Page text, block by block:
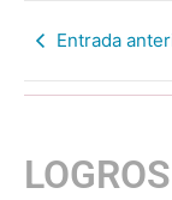
Entrada
LOGROS